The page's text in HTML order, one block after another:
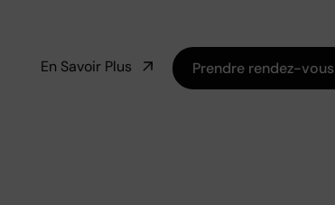
En Savoir Plus Prendre rendez-vous